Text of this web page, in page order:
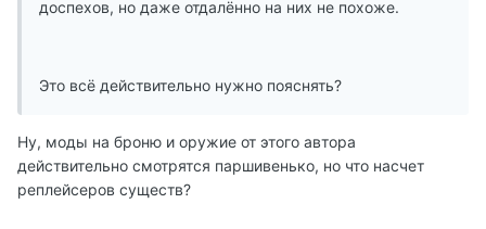
доспехов, но даже отдалённо на них не похоже.
Это всё действительно нужно пояснять?
Ну, моды на броню и оружие от этого автора
действительно смотрятся паршивенько, но что насчет
реплейсеров существ?